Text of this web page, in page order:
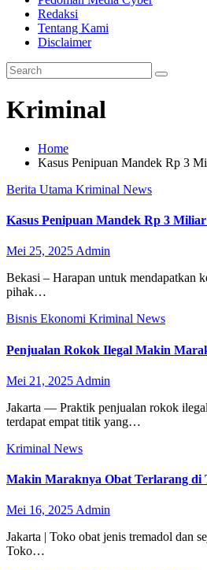
Redaksi
Tentang Kami
Disclaimer
Kriminal
Home
Kasus Penipuan Mandek Rp 3
Berita Utama Kriminal News
Kasus Penipuan Mandek Rp 3
Mei 25, 2025Admin
Bekasi – Harapan untuk mendapatkan
pihak…
Bisnis Ekonomi Kriminal News
Penjualan Rokok Ilegal Makin
Mei 21, 2025 Admin
Jakarta — Praktik penjualan rokok
terdapat empat titik yang…
Kriminal News
Makin Maraknya Obat Terlarang di
Mei 16, 2025Admin
Jakarta | Toko obat jenis tremadol dan
Toko…